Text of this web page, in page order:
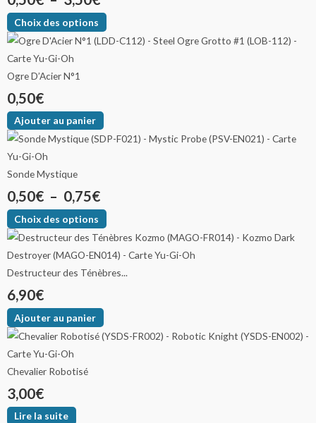
Choix des options
Ogre D’Acier N°1
0,50€
Ajouter au panier
Sonde Mystique
0,50€ – 0,75€
Choix des options
Destructeur des Ténèbres...
6,90€
Ajouter au panier
Chevalier Robotisé
3,00€
Lire la suite